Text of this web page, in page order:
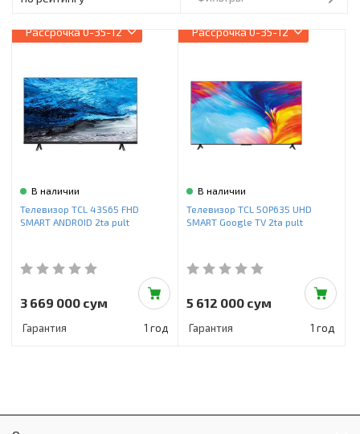
Мелкая бытовая техника
Инструменты и техника
Товары для дома
Красота и здоровье
Фильтры для воды
Мелкая бытовая техника
Рассрочка0-35-12
В наличии
Телевизор TCL 43S65 FHD
SMART ANDROID 2ta pult
3 669 000 сум
Гарантия 1 год
Рассрочка0-35-12
В наличии
Телевизор TCL 50P635 UHD
SMART Google TV 2ta pult
5 612 000 сум
Гарантия 1 год